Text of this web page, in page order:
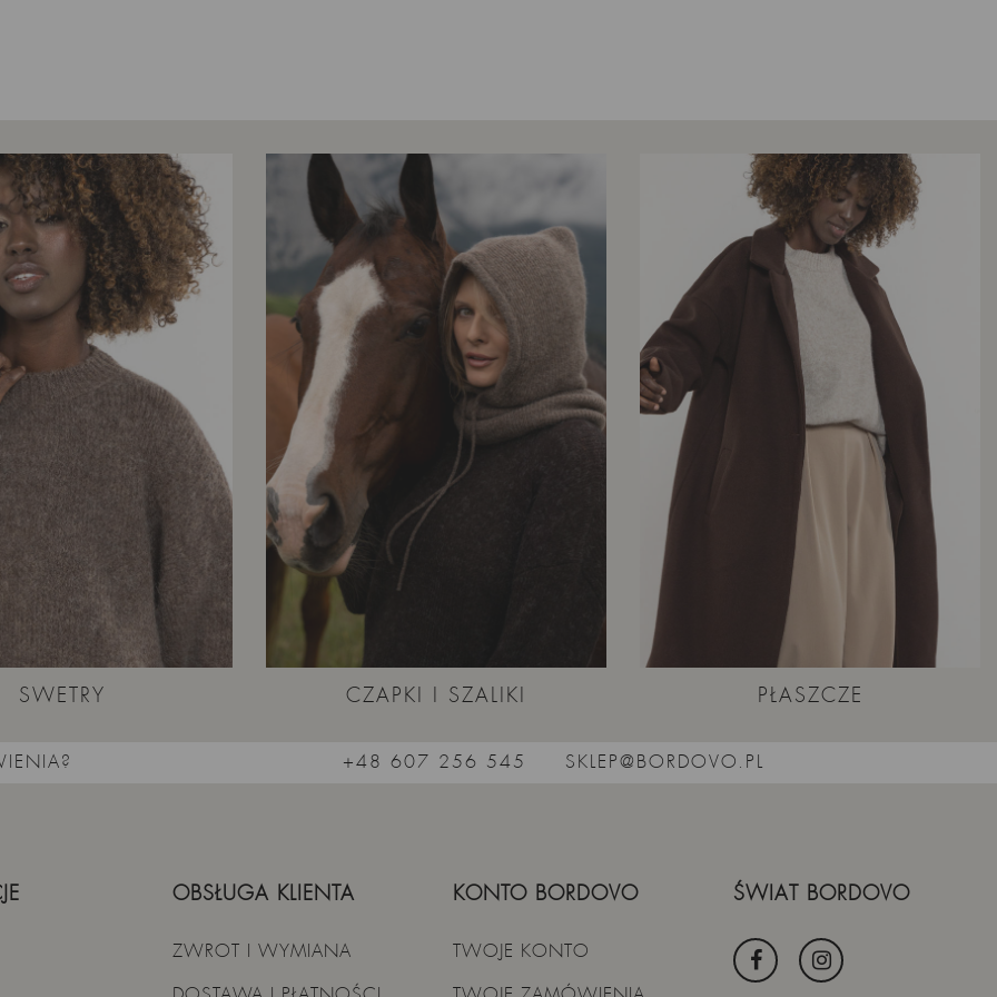
cebulkę” i stylowy basic.
Realnie podnosi komfort termiczny – moher z wełną grzeją,
Stylizuje się sam – neutralny taupe + minimalistyczny krój =
„pasuje do wszystkiego”.
Kupujesz na lata – jakość polskiej produkcji i mocna dzianina
ograniczają rotację w szafie (niższy cost-per-wear).
Ponad trendami – prosty design i naturalny melanż nie
wychodzą z mody.
Podsumowanie
Sweter damski taupe z kid moherem i wełną łączy
nowoczesny, miejski look z autentycznym ciepłem. Luźny krój,
miękka faktura i staranne polskie wykonanie sprawiają, że to
jeden z tych modeli, po które sięga się najczęściej – do
pracy, na weekend i w podróż. Jeśli szukasz ciepłego swetra
oversize na jesień i zimę, który łatwo wystylizujesz i w którym
naprawdę nie zmarzniesz, ten model spełni oczekiwania.
SWETRY CZAPKI I SZALIKI PŁASZCZE
+48 607 256 545 SKLEP@BORDOVO.PL
OBSŁUGA KLIENTA
ZWROT I WYMIANA
KONTO BORDOVO
TWOJE KONTO
ŚWIAT BORDOVO